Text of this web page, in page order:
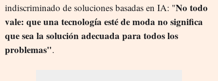
indiscriminado de soluciones basadas en IA: "No todo
vale: que una tecnología esté de moda no significa
que sea la solución adecuada para todos los
problemas".